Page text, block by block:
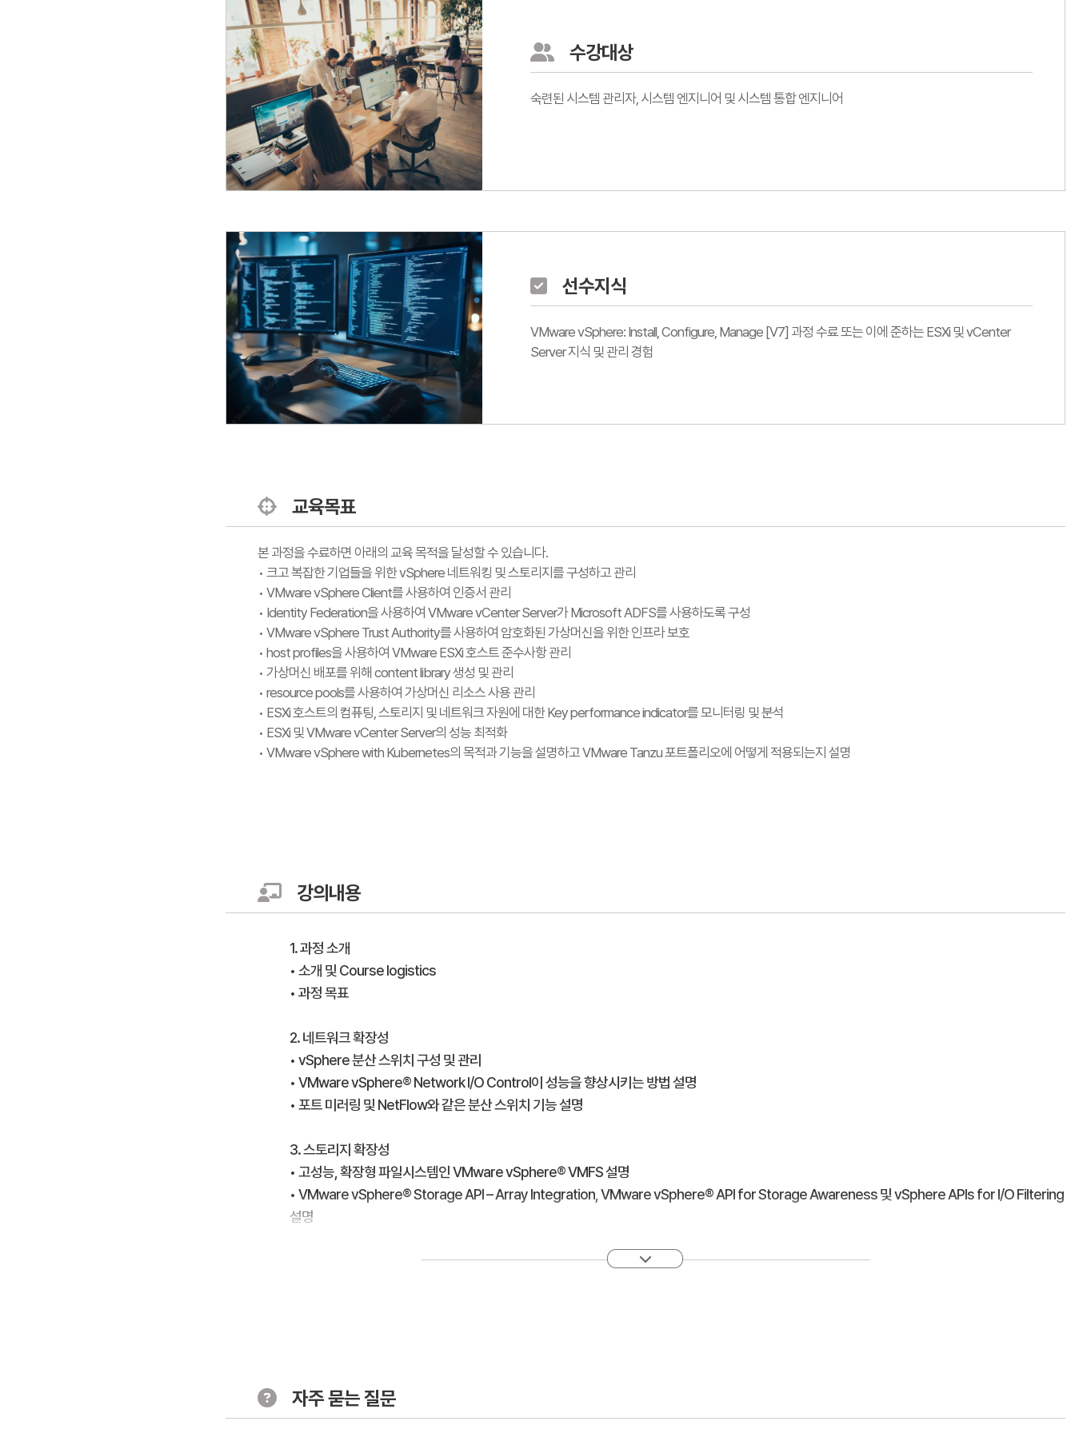
수강대상
숙련된 시스템 관리자, 시스템 엔지니어 및 시스템 통합 엔지니어
선수지식
VMware vSphere: Install, Configure, Manage [V7] 과정 수료 또는 이에 준하는 ESXi 및 vCenter
Server 지식 및 관리 경험
교육목표
본 과정을 수료하면 아래의 교육 목적을 달성할 수 있습니다.
• 크고 복잡한 기업들을 위한 vSphere 네트워킹 및 스토리지를 구성하고 관리
• VMware vSphere Client를 사용하여 인증서 관리
• Identity Federation을 사용하여 VMware vCenter Server가 Microsoft ADFS를 사용하도록 구성
• VMware vSphere Trust Authority를 사용하여 암호화된 가상머신을 위한 인프라 보호
• host profiles을 사용하여 VMware ESXi 호스트 준수사항 관리
• 가상머신 배포를 위해 content library 생성 및 관리
• resource pools를 사용하여 가상머신 리소스 사용 관리
• ESXi 호스트의 컴퓨팅, 스토리지 및 네트워크 자원에 대한 Key performance indicator를 모니터링 및 분석
• ESXi 및 VMware vCenter Server의 성능 최적화
• VMware vSphere with Kubernetes의 목적과 기능을 설명하고 VMware Tanzu 포트폴리오에 어떻게 적용되는지 설명
강의내용
1. 과정 소개
• 소개 및 Course logistics
• 과정 목표
2. 네트워크 확장성
• vSphere 분산 스위치 구성 및 관리
• VMware vSphere® Network I/O Control이 성능을 향상시키는 방법 설명
• 포트 미러링 및 NetFlow와 같은 분산 스위치 기능 설명
3. 스토리지 확장성
• 고성능, 확장형 파일시스템인 VMware vSphere® VMFS 설명
• VMware vSphere® Storage API – Array Integration, VMware vSphere® API for Storage Awareness 및 vSphere APIs for I/O Filtering
설명
• VMware vSAN 스토리지 정책 생성
• identity federation 설명 및 사용 사례 확인
• identity federation 구성
자주 묻는 질문